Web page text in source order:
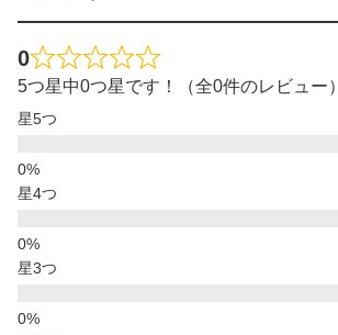
0
5つ星中0つ星です！（全0件のレビュー）
星5つ
星4つ
星3つ